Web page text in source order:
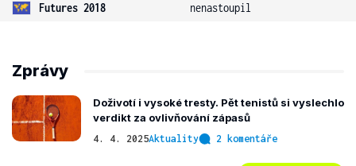
Futures 2018
nenastoupil
Zprávy
Doživotí i vysoké tresty. Pět tenistů si vyslechlo
verdikt za ovlivňování zápasů
4. 4. 2025Aktuality 2 komentáře